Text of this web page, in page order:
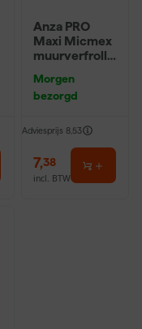
Anza PRO
Maxi Micmex
muurverfrolle
Morgen
bezorgd
Adviesprijs 8,53
7,38
incl. BTW